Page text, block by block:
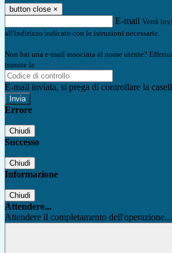
button close ×
E-mail Verrà
all'indirizzo indicato con le istruzioni necessarie.
Non hai una e-mail associata al nome utente?
tramite la
E-mail inviata, si prega di controllare la
Errore
Chiudi
Successo
Chiudi
Informazione
Chiudi
Attendere...
Attendere il completamento dell'operazione...